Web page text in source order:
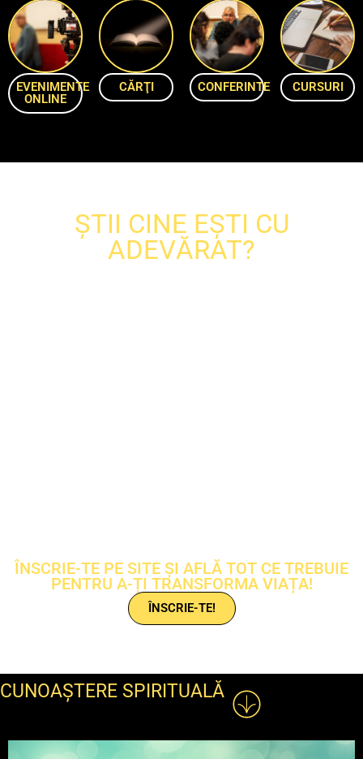
EVENIMENTE
ONLINE
CĂRŢI CONFERINTE CURSURI
ŞTII CINE EŞTI CU
ADEVĂRAT?
ÎNSCRIE-TE PE SITE ȘI AFLĂ TOT CE TREBUIE
PENTRU A-ȚI TRANSFORMA VIAȚA!
ÎNSCRIE-TE!
CUNOAȘTERE SPIRITUALĂ